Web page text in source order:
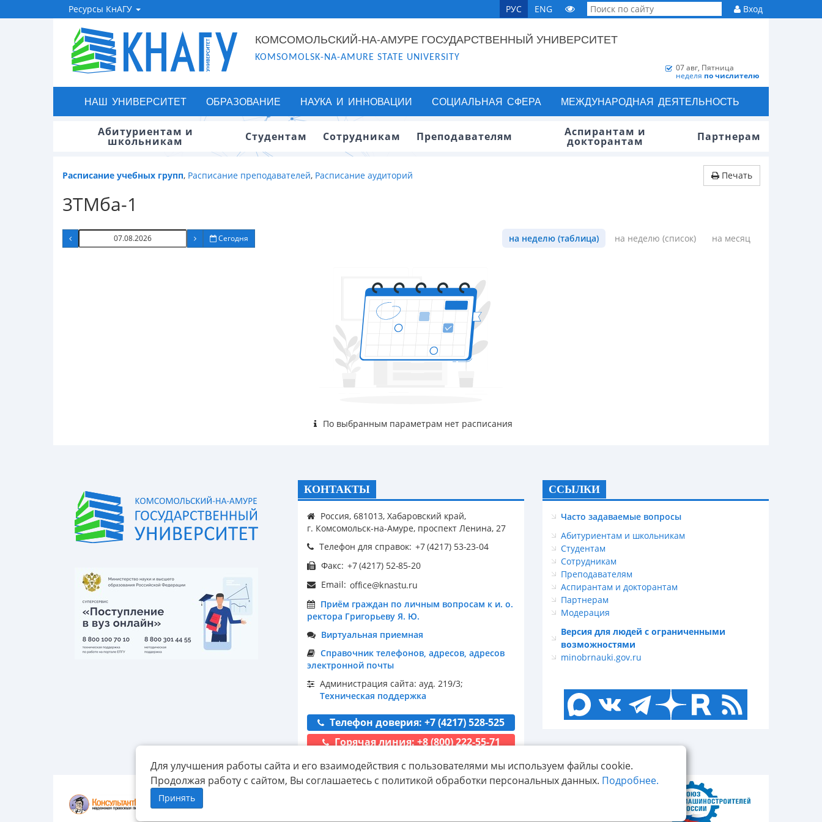
Ресурсы КнАГУ РУС ENG Вход
КОМСОМОЛЬСКИЙ-НА-АМУРЕ ГОСУДАРСТВЕННЫЙ УНИВЕРСИТЕТ
KOMSOMOLSK-NA-AMURE STATE UNIVERSITY
07 авг, Пятница
неделя по числителю
НАШ УНИВЕРСИТЕТ ОБРАЗОВАНИЕ НАУКА И ИННОВАЦИИ СОЦИАЛЬНАЯ СФЕРА МЕЖДУНАРОДНАЯ ДЕЯТЕЛЬНОСТЬ
Абитуриентам и
школьникам Студентам Сотрудникам Преподавателям Аспирантам и
докторантам Партнерам
Расписание учебных групп, Расписание преподавателей, Расписание аудиторий Печать
3ТМба-1
Сегодня на неделю (таблица) на неделю (список) на месяц
По выбранным параметрам нет расписания
Для улучшения работы сайта и его взаимодействия с пользователями мы используем файлы cookie.
Продолжая работу с сайтом, Вы соглашаетесь с политикой обработки персональных данных. Подробнее.
Принять
КОНТАКТЫ
Россия, 681013, Хабаровский край,
г. Комсомольск-на-Амуре, проспект Ленина, 27
Телефон для справок:
Факс:
Email:
Приём граждан по личным вопросам к и. о.
ректора Григорьеву Я. Ю.
Виртуальная приемная
Справочник телефонов, адресов, адресов
электронной почты
Администрация сайта: ауд. 219/3;
Техническая поддержка
Телефон доверия: +7 (4217) 528-525
Горячая линия: +8 (800) 222-55-71
ССЫЛКИ
Часто задаваемые вопросы
Абитуриентам и школьникам
Студентам
Сотрудникам
Преподавателям
Аспирантам и докторантам
Партнерам
Модерация
Версия для людей с ограниченными
возможностями
minobrnauki.gov.ru